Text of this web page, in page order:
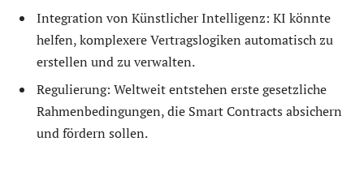
Integration von Künstlicher Intelligenz: KI könnte
helfen, komplexere Vertragslogiken automatisch zu
erstellen und zu verwalten.
Regulierung: Weltweit entstehen erste gesetzliche
Rahmenbedingungen, die Smart Contracts absichern
und fördern sollen.